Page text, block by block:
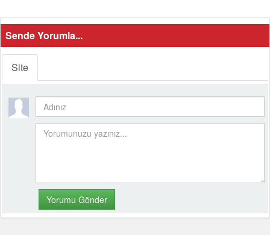
Sende Yorumla...
Site